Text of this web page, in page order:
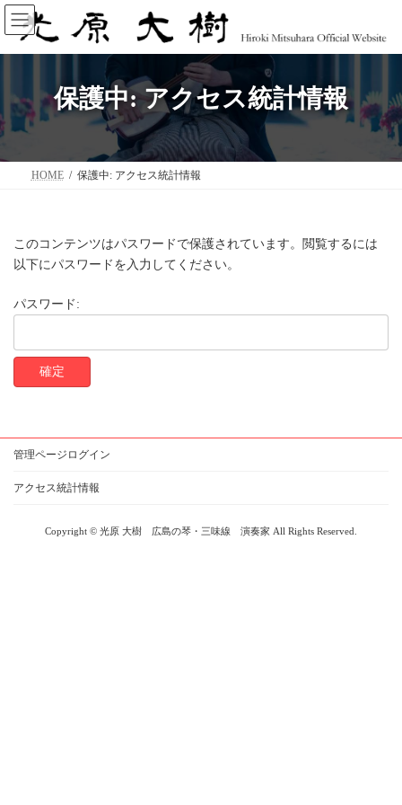
コ
ン
テ
ン
ス
キ
ッ
ナ
ビ
ゲ
ー
ン
に
移
保護中: アクセス統計情報
HOME 保護中: アクセス統計情報
このコンテンツはパスワードで保護されています。閲覧するには
以下にパスワードを入力してください。
パスワード:
管理ページログイン
アクセス統計情報
Copyright © 光原 大樹 広島の琴・三味線 演奏家 All Rights Reserved.